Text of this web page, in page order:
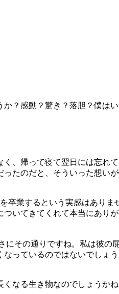
？感動？驚き？落胆？僕はい
、帰って寝て翌日には忘れ
たのだと、そういった想い
卒業するという実感はあり
いてきてくれて本当にあり
その通りですね。私は彼
っているのではないでしょ
なる生き物なのでしょうか